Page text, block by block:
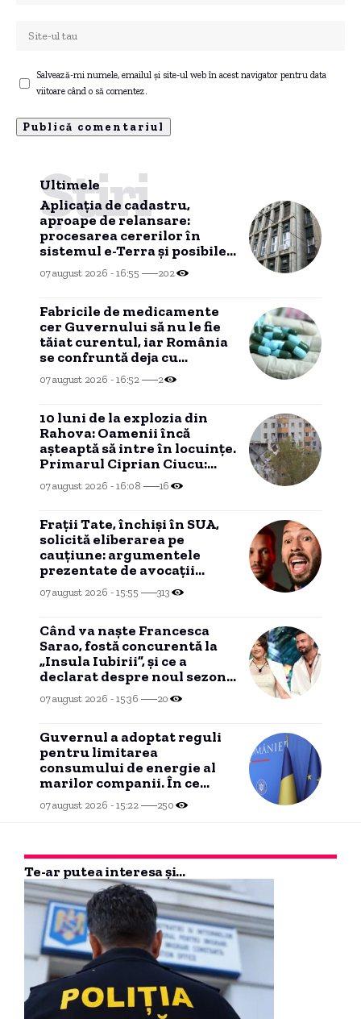
Salvează-mi numele, emailul și site-ul web în acest navigator pentru data
viitoare când o să comentez.
Ultimele
Știri
Aplicația de cadastru,
aproape de relansare:
procesarea cererilor în
sistemul e-Terra și posibile
probleme inițiale
07 august 2026 - 16:55 202
Fabricile de medicamente
cer Guvernului să nu le fie
tăiat curentul, iar România
se confruntă deja cu
probleme în aprovizionare.
07 august 2026 - 16:52 2
10 luni de la explozia din
Rahova: Oamenii încă
așteaptă să intre în locuințe.
Primarul Ciprian Ciucu:
„Am comandat o expertiză”
07 august 2026 - 16:08 16
Frații Tate, închiși în SUA,
solicită eliberarea pe
cauțiune: argumentele
prezentate de avocații
influencerilor
07 august 2026 - 15:55 313
Când va naște Francesca
Sarao, fostă concurentă la
„Insula Iubirii”, și ce a
declarat despre noul sezon
al emisiunii de la Antena 1:
„Sunt sinceră”
07 august 2026 - 15:36 20
Guvernul a adoptat reguli
pentru limitarea
consumului de energie al
marilor companii. În ce
condiții poate interveni
Transelectrica?
07 august 2026 - 15:22 250
Te-ar putea interesa și...